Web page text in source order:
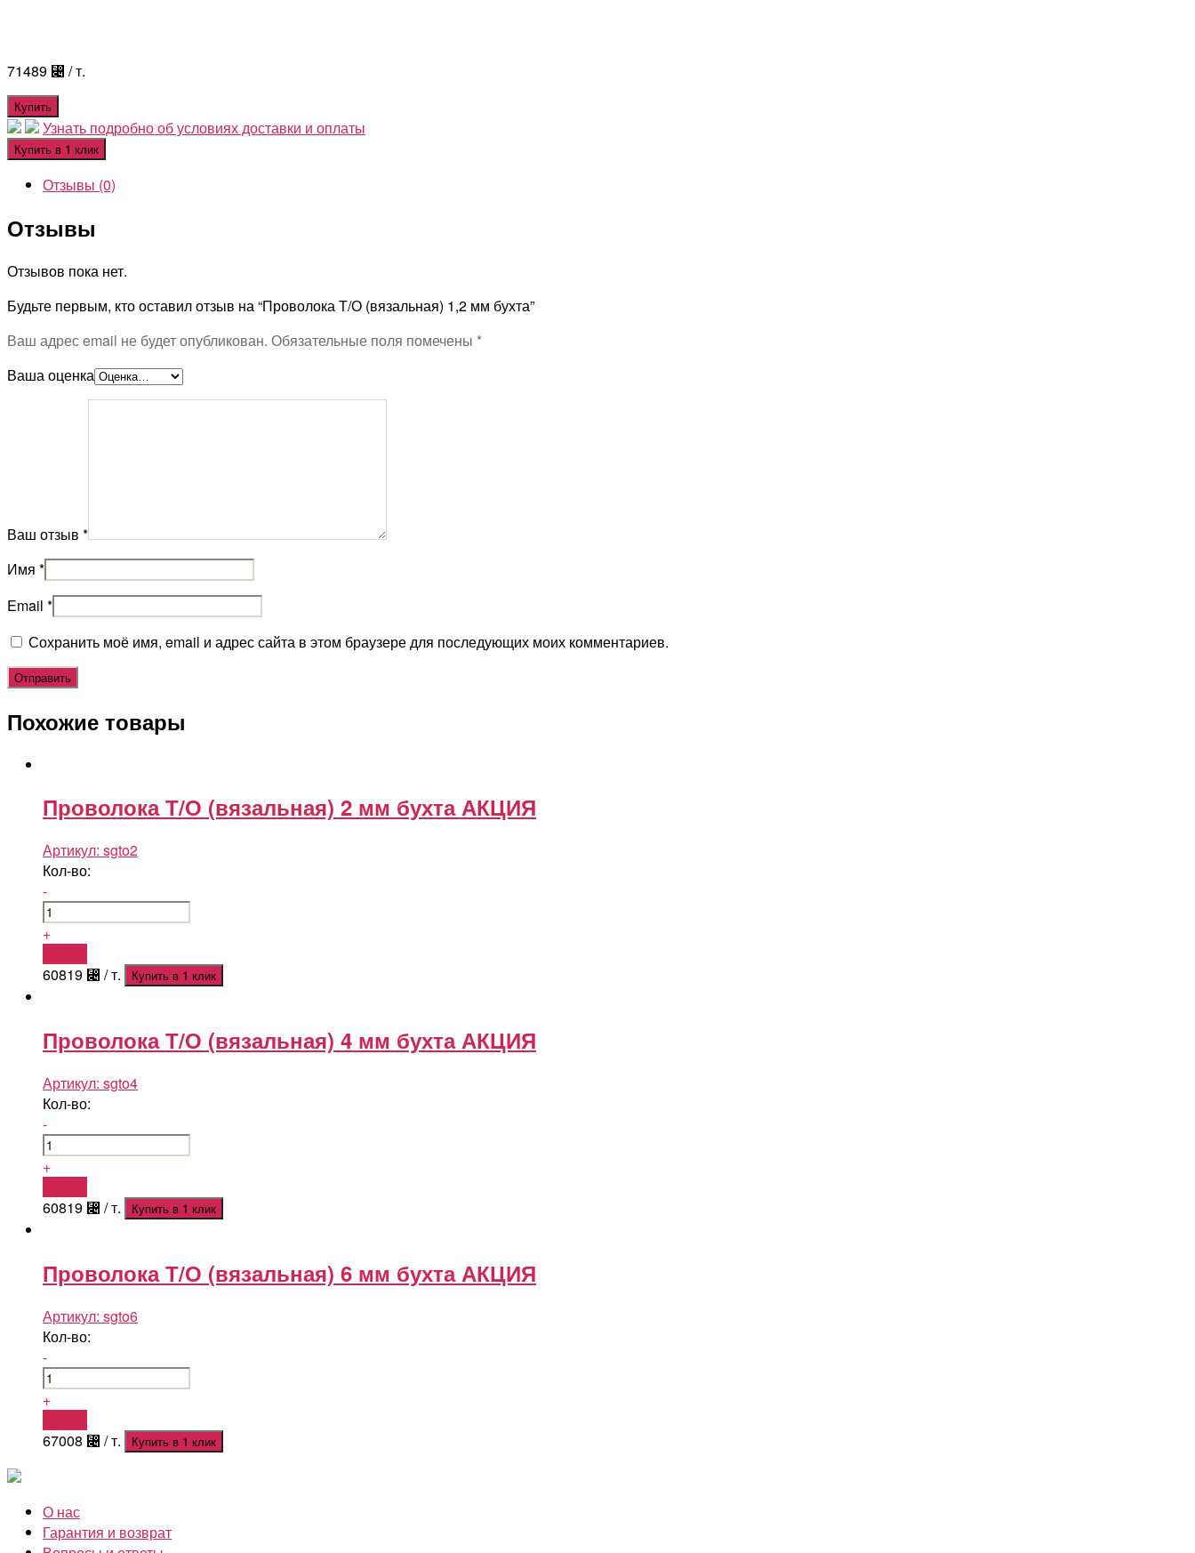
71489 ⃄ / т.
Купить
Узнать подробно об условиях доставки и оплаты
Купить в 1 клик
Отзывы (0)
Отзывы
Отзывов пока нет.
Будьте первым, кто оставил отзыв на “Проволока Т/О (вязальная) 1,2 мм бухта”
Ваш адрес email не будет опубликован. Обязательные поля помечены *
Ваша оценка
Ваш отзыв *
Имя *
Email *
Сохранить моё имя, email и адрес сайта в этом браузере для последующих моих комментариев.
Похожие товары
Проволока Т/О (вязальная) 2 мм бухта АКЦИЯ
Артикул: sgto2
Кол-во:
-
+
60819 ⃄ / т. Купить в 1 клик
Проволока Т/О (вязальная) 4 мм бухта АКЦИЯ
Артикул: sgto4
Кол-во:
-
+
60819 ⃄ / т. Купить в 1 клик
Проволока Т/О (вязальная) 6 мм бухта АКЦИЯ
Артикул: sgto6
Кол-во:
-
+
67008 ⃄ / т. Купить в 1 клик
О нас
Гарантия и возврат